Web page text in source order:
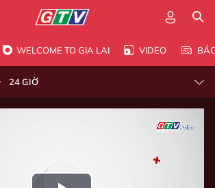
WELCOME TO GIA LAI VIDEO
24 GIỜ